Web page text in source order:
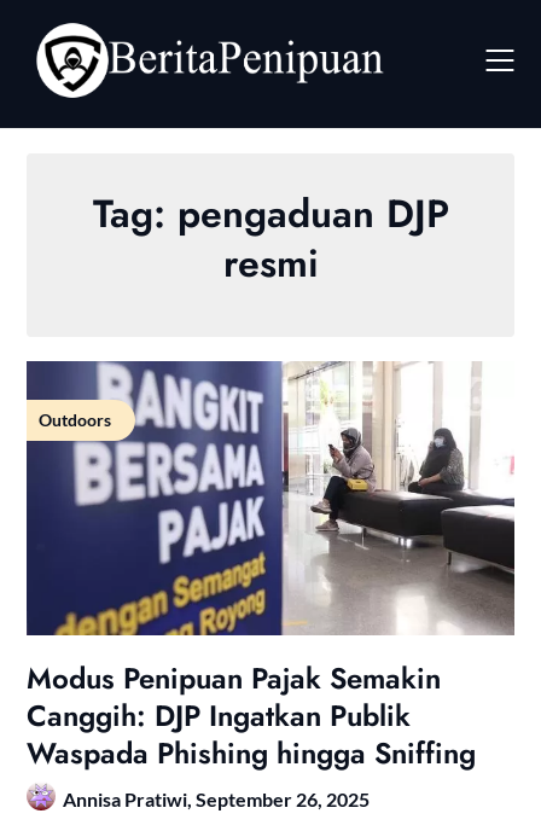
content
Tag: pengaduan DJP
resmi
Outdoors
Modus Penipuan Pajak Semakin
Canggih: DJP Ingatkan Publik
Waspada Phishing hingga Sniffing
Annisa Pratiwi,September 26, 2025